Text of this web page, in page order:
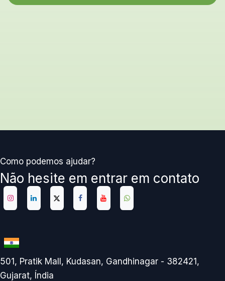
Como podemos ajudar?
Não hesite em entrar em contato
501, Pratik Mall, Kudasan, Gandhinagar - 382421,
Gujarat, Índia